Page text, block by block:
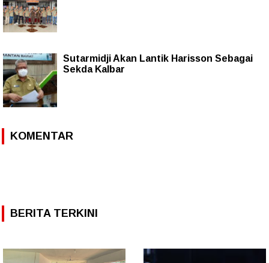
Sutarmidji Akan Lantik Harisson Sebagai
Sekda Kalbar
KOMENTAR
BERITA TERKINI